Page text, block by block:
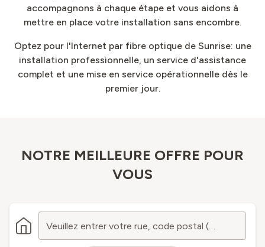
accompagnons à chaque étape et vous aidons à
mettre en place votre installation sans encombre.
Optez pour l'Internet par fibre optique de Sunrise: une
installation professionnelle, un service d'assistance
complet et une mise en service opérationnelle dès le
premier jour.
NOTRE MEILLEURE OFFRE POUR
VOUS
Veuillez entrer votre rue, code postal (NPA) ou localité